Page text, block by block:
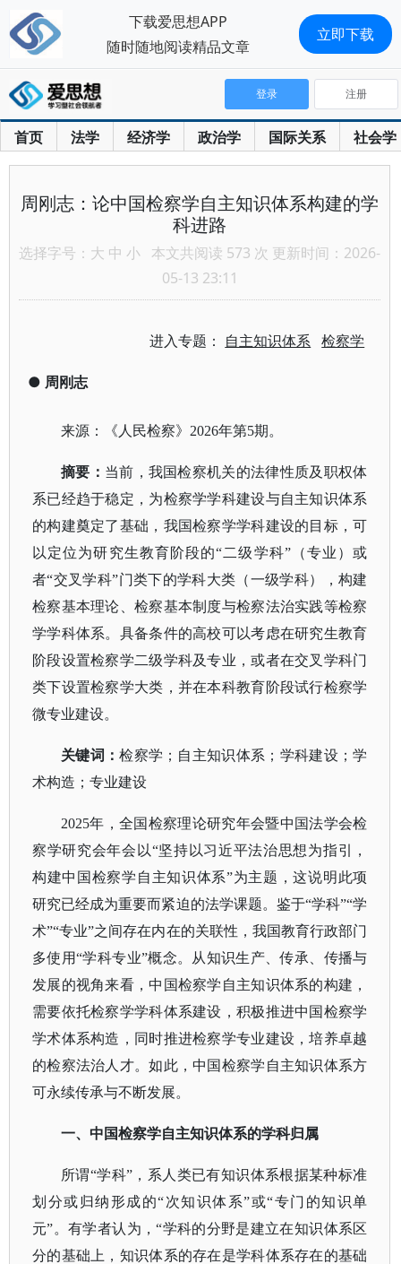
首页 法学 经济学 政治学 国际关系 社会学
登录 注册
周刚志：论中国检察学自主知识体系构建的学
科进路
选择字号： 大 中 小 本文共阅读 573 次 更新时间：2026-
05-13 23:11
进入专题： 自主知识体系 检察学
● 周刚志
来源：《人民检察》 2026年第5期。
摘要 ： 当前，我国检察机关的法律性质及职权体
系已经趋于稳定，为检察学学科建设与自主知识体系
的构建奠定了基础，我国检察学学科建设的目标，可
以定位为研究生教育阶段的“二级学科”（专业）或
者“交叉学科”门类下的学科大类（一级学科），构建
检察基本理论、检察基本制度与检察法治实践等检察
学学科体系。具备条件的高校可以考虑在研究生教育
阶段设置检察学二级学科及专业，或者在交叉学科门
类下设置检察学大类，并在本科教育阶段试行检察学
微专业建设。
关键词 ：检察学；自主知识体系；学科建设；学
术构造；专业建设
2025年，全国检察理论研究年会暨中国法学会检
察学研究会年会以“坚持以习近平法治思想为指引，
构建中国检察学自主知识体系”为主题，这说明此项
研究已经成为重要而紧迫的法学课题。鉴于“学科”“学
术”“专业”之间存在内在的关联性，我国教育行政部门
多使用“学科专业”概念。从知识生产、传承、传播与
发展的视角来看，中国检察学自主知识体系的构建，
需要依托检察学学科体系建设，积极推进中国检察学
学术体系构造，同时推进检察学专业建设，培养卓越
的检察法治人才。如此，中国检察学自主知识体系方
可永续传承与不断发展。
一、中国检察学自主知识体系的学科归属
所谓“学科”，系人类已有知识体系根据某种标准
划分或归纳形成的“次知识体系”或“专门的知识单
元”。有学者认为，“学科的分野是建立在知识体系区
分的基础上，知识体系的存在是学科体系存在的基础
下载爱思想APP
随时随地阅读精品文章
立即下载